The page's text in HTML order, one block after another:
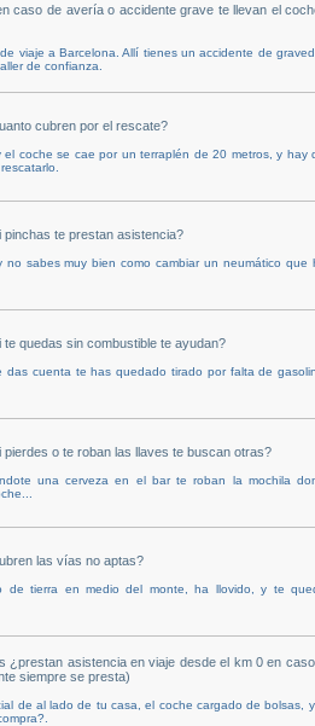
caso de avería o accidente grave te llevan el
viaje a Barcelona. Allí tienes un accidente de
de confianza.
cubren por el rescate?
el coche se cae por un terraplén de 20 metros, y hay
te prestan asistencia?
sabes muy bien como cambiar un neumático que
quedas sin combustible te ayudan?
das cuenta te has quedado tirado por falta de
o te roban las llaves te buscan otras?
una cerveza en el bar te roban la mochila
las vías no aptas?
de tierra en medio del monte, ha llovido, y te
¿prestan asistencia en viaje desde el km 0 en
siempre se presta)
de al lado de tu casa, el coche cargado de bolsas,